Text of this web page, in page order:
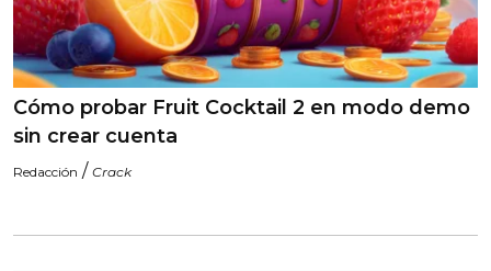
Cómo probar Fruit Cocktail 2 en modo demo
sin crear cuenta
Redacción / Crack